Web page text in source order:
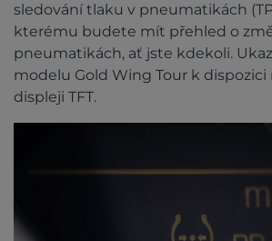
sledování tlaku v pneumatikách
kterému budete mít přehled o
pneumatikách, ať jste kdekoli.
modelu Gold Wing Tour k dispozici
displeji TFT.